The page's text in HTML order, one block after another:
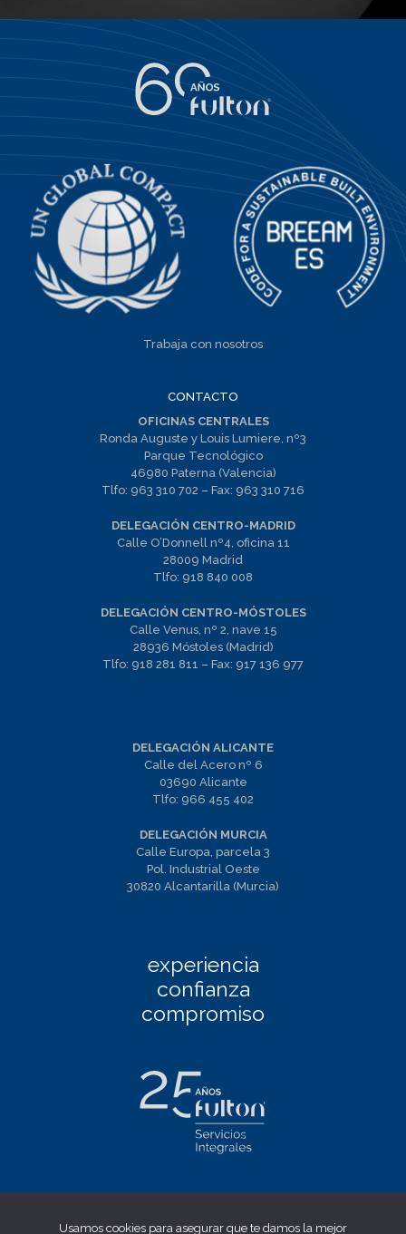
Trabaja con nosotros
CONTACTO
OFICINAS CENTRALES
Ronda Auguste y Louis Lumiere, nº3
Parque Tecnológico
46980 Paterna (Valencia)
Tlfo: 963 310 702 – Fax: 963 310 716
DELEGACIÓN CENTRO-MADRID
Calle O’Donnell nº4, oficina 11
28009 Madrid
Tlfo: 918 840 008
DELEGACIÓN CENTRO-MÓSTOLES
Calle Venus, nº 2, nave 15
28936 Móstoles (Madrid)
Tlfo: 918 281 811 – Fax: 917 136 977
DELEGACIÓN ALICANTE
Calle del Acero nº 6
03690 Alicante
Tlfo: 966 455 402
DELEGACIÓN MURCIA
Calle Europa, parcela 3
Pol. Industrial Oeste
30820 Alcantarilla (Murcia)
experiencia
confianza
compromiso
Usamos cookies para asegurar que te damos la mejor